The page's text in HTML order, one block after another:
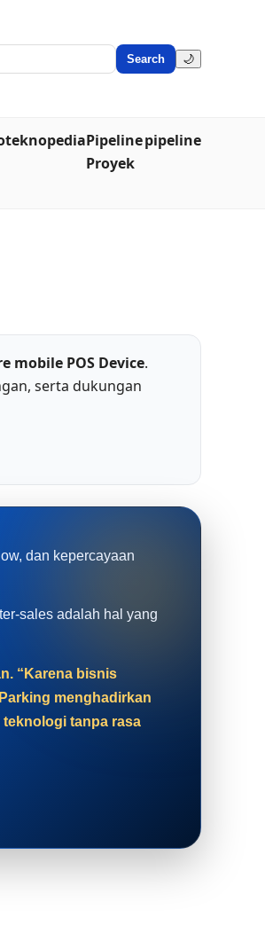
Search 🌙
teknopediaPipeline
Proyek
pipeline
mobile POS Device.
serta dukungan
dan kepercayaan
sales adalah hal yang
“Karena bisnis
menghadirkan
tanpa rasa